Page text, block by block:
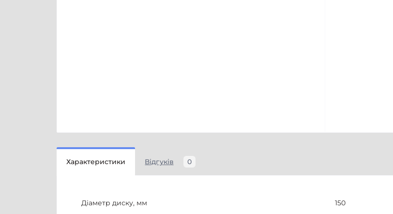
Характеристики Відгуків 0
Діаметр диску, мм 150